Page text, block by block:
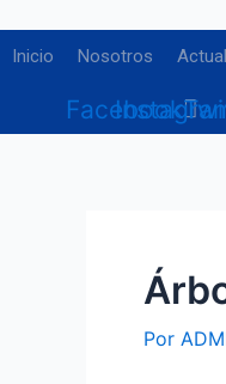
al
Inicio Nosotros
Facebook
Por